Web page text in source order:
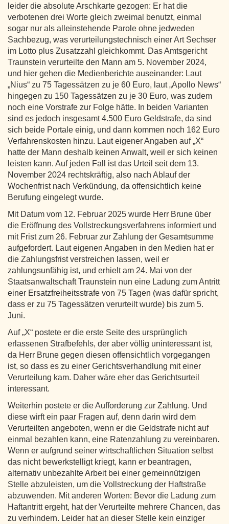
leider die absolute Arschkarte gezogen: Er hat die
verbotenen drei Worte gleich zweimal benutzt, einmal
sogar nur als alleinstehende Parole ohne jedweden
Sachbezug, was verurteilungstechnisch einer Art Sechser
im Lotto plus Zusatzzahl gleichkommt. Das Amtsgericht
Traunstein verurteilte den Mann am 5. November 2024,
und hier gehen die Medienberichte auseinander: Laut
„Nius“ zu 75 Tagessätzen zu je 60 Euro, laut „Apollo News“
hingegen zu 150 Tagessätzen zu je 30 Euro, was zudem
noch eine Vorstrafe zur Folge hätte. In beiden Varianten
sind es jedoch insgesamt 4.500 Euro Geldstrafe, da sind
sich beide Portale einig, und dann kommen noch 162 Euro
Verfahrenskosten hinzu. Laut eigener Angaben auf „X“
hatte der Mann deshalb keinen Anwalt, weil er sich keinen
leisten kann. Auf jeden Fall ist das Urteil seit dem 13.
November 2024 rechtskräftig, also nach Ablauf der
Wochenfrist nach Verkündung, da offensichtlich keine
Berufung eingelegt wurde.
Mit Datum vom 12. Februar 2025 wurde Herr Brune über
die Eröffnung des Vollstreckungsverfahrens informiert und
mit Frist zum 26. Februar zur Zahlung der Gesamtsumme
aufgefordert. Laut eigenen Angaben in den Medien hat er
die Zahlungsfrist verstreichen lassen, weil er
zahlungsunfähig ist, und erhielt am 24. Mai von der
Staatsanwaltschaft Traunstein nun eine Ladung zum Antritt
einer Ersatzfreiheitsstrafe von 75 Tagen (was dafür spricht,
dass er zu 75 Tagessätzen verurteilt wurde) bis zum 5.
Juni.
Auf „X“ postete er die erste Seite des ursprünglich
erlassenen Strafbefehls, der aber völlig uninteressant ist,
da Herr Brune gegen diesen offensichtlich vorgegangen
ist, so dass es zu einer Gerichtsverhandlung mit einer
Verurteilung kam. Daher wäre eher das Gerichtsurteil
interessant.
Weiterhin postete er die Aufforderung zur Zahlung. Und
diese wirft ein paar Fragen auf, denn darin wird dem
Verurteilten angeboten, wenn er die Geldstrafe nicht auf
einmal bezahlen kann, eine Ratenzahlung zu vereinbaren.
Wenn er aufgrund seiner wirtschaftlichen Situation selbst
das nicht bewerkstelligt kriegt, kann er beantragen,
alternativ unbezahlte Arbeit bei einer gemeinnützigen
Stelle abzuleisten, um die Vollstreckung der Haftstraße
abzuwenden. Mit anderen Worten: Bevor die Ladung zum
Haftantritt ergeht, hat der Verurteilte mehrere Chancen, das
zu verhindern. Leider hat an dieser Stelle kein einziger